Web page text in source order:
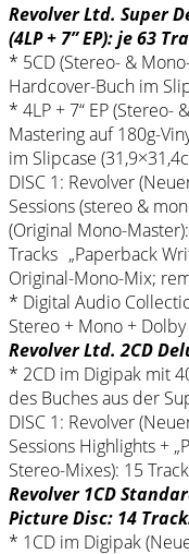
Revolver Ltd. Super
(4LP + 7” EP): je 63
* 5CD (Stereo- &
Hardcover-Buch im
* 4LP + 7“ EP
Mastering auf 180g-
im Slipcase
DISC 1: Revolver
Sessions (stereo &
(Original Mono-
Tracks „Paperback
Original-Mono-Mix;
* Digital Audio
Stereo + Mono +
Revolver Ltd. 2CD
* 2CD im Digipak mit
des Buches aus der
DISC 1: Revolver
Sessions Highlights +
Stereo-Mixes): 15
Revolver 1CD
Picture Disc: 14
* 1CD im Digipak